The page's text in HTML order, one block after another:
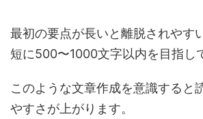
最初の要点が長いと離脱されやす
短に500〜1000文字以内を目指し
このような文章作成を意識すると
やすさが上がります。